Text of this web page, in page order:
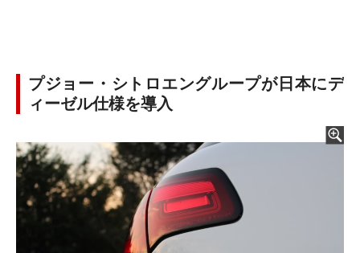
プジョー・シトロエングループが日本にデ
ィーゼル仕様を導入